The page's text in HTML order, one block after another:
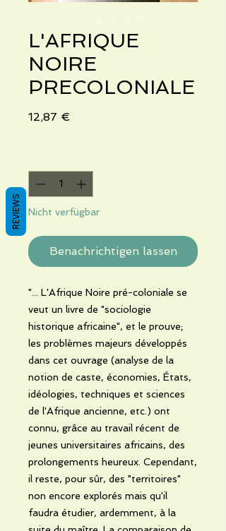
L'AFRIQUE
NOIRE
PRECOLONIALE
12,87 €
Nicht verfügbar
Benachrichtigen lassen
"... L'Afrique Noire pré-coloniale se
veut un livre de "sociologie
historique africaine", et le prouve;
les problèmes majeurs développés
dans cet ouvrage (analyse de la
notion de caste, économies, États,
idéologies, techniques et sciences
de l'Afrique ancienne, etc.) ont
connu, grâce au travail récent de
jeunes universitaires africains, des
prolongements heureux. Cependant,
il reste, pour sûr, des "territoires"
non encore explorés mais qu'il
faudra étudier, ardemment, à la
REVIEWS